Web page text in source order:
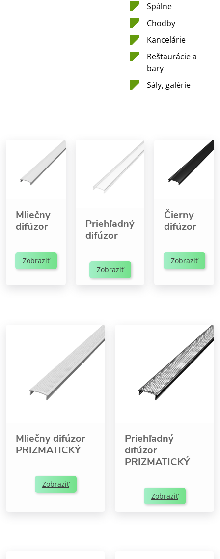
Spálne
Chodby
Kancelárie
Reštaurácie a
bary
Sály, galérie
Mliečny
difúzor
Zobraziť
Priehľadný
difúzor
Zobraziť
Čierny
difúzor
Zobraziť
Mliečny difúzor
PRIZMATICKÝ
Zobraziť
Priehľadný
difúzor
PRIZMATICKÝ
Zobraziť